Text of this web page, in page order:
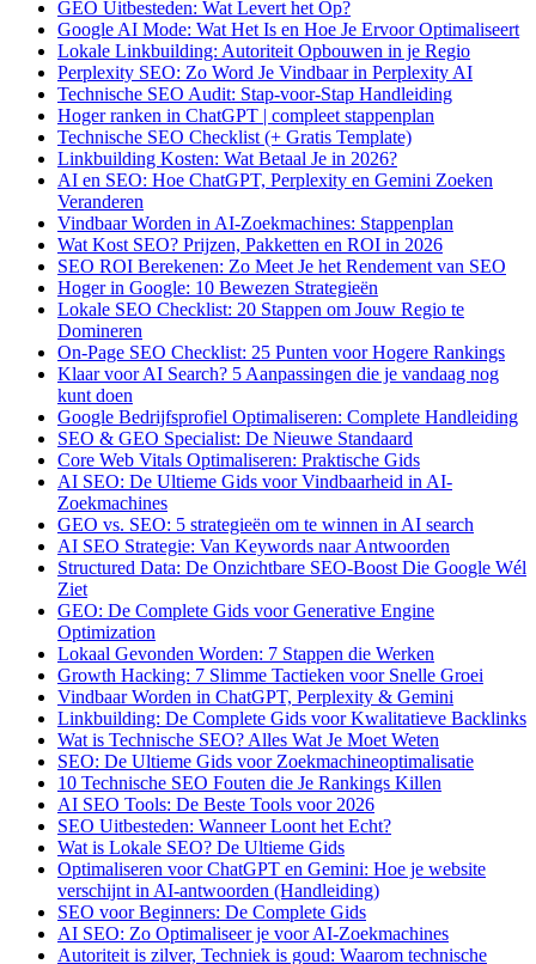
GEO Uitbesteden: Wat Levert het Op?
Google AI Mode: Wat Het Is en Hoe Je Ervoor Optimaliseert
Lokale Linkbuilding: Autoriteit Opbouwen in je Regio
Perplexity SEO: Zo Word Je Vindbaar in Perplexity AI
Technische SEO Audit: Stap-voor-Stap Handleiding
Hoger ranken in ChatGPT | compleet stappenplan
Technische SEO Checklist (+ Gratis Template)
Linkbuilding Kosten: Wat Betaal Je in 2026?
AI en SEO: Hoe ChatGPT, Perplexity en Gemini Zoeken
Veranderen
Vindbaar Worden in AI-Zoekmachines: Stappenplan
Wat Kost SEO? Prijzen, Pakketten en ROI in 2026
SEO ROI Berekenen: Zo Meet Je het Rendement van SEO
Hoger in Google: 10 Bewezen Strategieën
Lokale SEO Checklist: 20 Stappen om Jouw Regio te
Domineren
On-Page SEO Checklist: 25 Punten voor Hogere Rankings
Klaar voor AI Search? 5 Aanpassingen die je vandaag nog
kunt doen
Google Bedrijfsprofiel Optimaliseren: Complete Handleiding
SEO & GEO Specialist: De Nieuwe Standaard
Core Web Vitals Optimaliseren: Praktische Gids
AI SEO: De Ultieme Gids voor Vindbaarheid in AI-
Zoekmachines
GEO vs. SEO: 5 strategieën om te winnen in AI search
AI SEO Strategie: Van Keywords naar Antwoorden
Structured Data: De Onzichtbare SEO-Boost Die Google Wél
Ziet
GEO: De Complete Gids voor Generative Engine
Optimization
Lokaal Gevonden Worden: 7 Stappen die Werken
Growth Hacking: 7 Slimme Tactieken voor Snelle Groei
Vindbaar Worden in ChatGPT, Perplexity & Gemini
Linkbuilding: De Complete Gids voor Kwalitatieve Backlinks
Wat is Technische SEO? Alles Wat Je Moet Weten
SEO: De Ultieme Gids voor Zoekmachineoptimalisatie
10 Technische SEO Fouten die Je Rankings Killen
AI SEO Tools: De Beste Tools voor 2026
SEO Uitbesteden: Wanneer Loont het Echt?
Wat is Lokale SEO? De Ultieme Gids
Optimaliseren voor ChatGPT en Gemini: Hoe je website
verschijnt in AI-antwoorden (Handleiding)
SEO voor Beginners: De Complete Gids
AI SEO: Zo Optimaliseer je voor AI-Zoekmachines
Autoriteit is zilver, Techniek is goud: Waarom technische